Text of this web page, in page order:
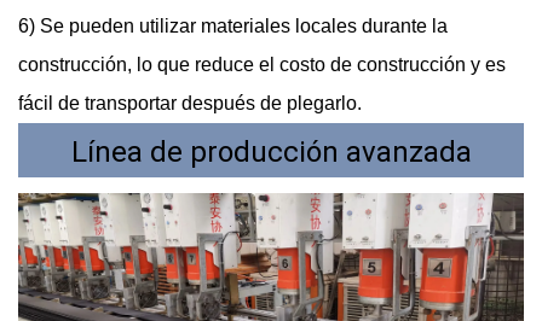
6) Se pueden utilizar materiales locales durante la
construcción, lo que reduce el costo de construcción y es
fácil de transportar después de plegarlo.
Línea de producción avanzada